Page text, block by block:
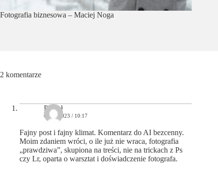
Fotografia biznesowa – Maciej Noga
2 komentarze
Paweł
04/06/2023 / 10:17
Fajny post i fajny klimat. Komentarz do AI bezcenny.
Moim zdaniem wróci, o ile już nie wraca, fotografia
„prawdziwa”, skupiona na treści, nie na trickach z Ps
czy Lr, oparta o warsztat i doświadczenie fotografa.